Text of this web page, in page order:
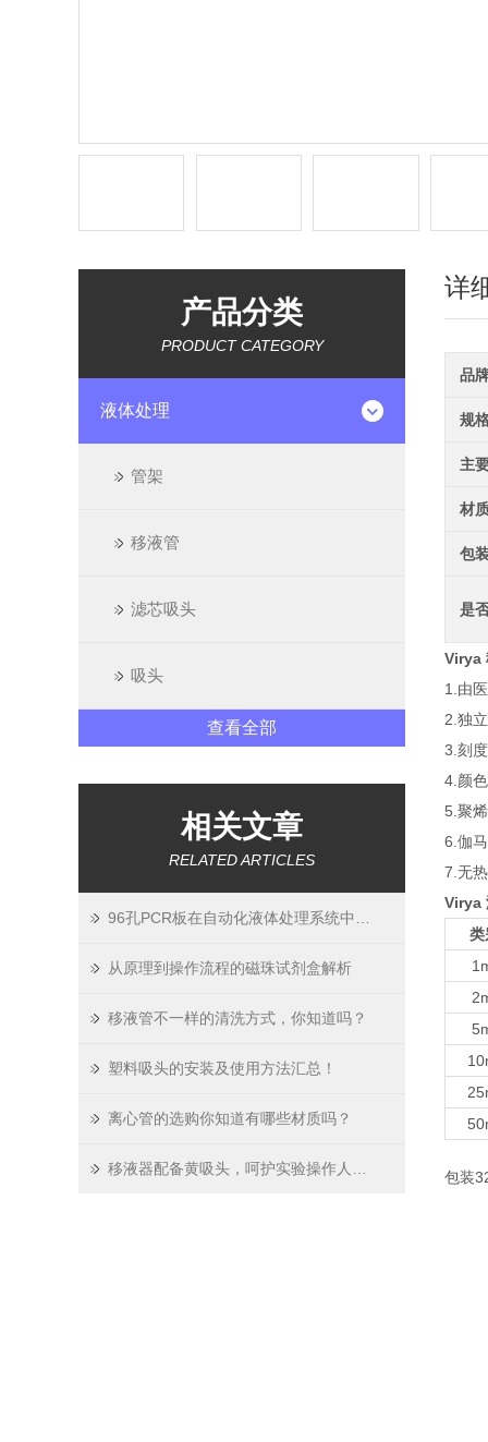
产品分类
PRODUCT CATEGORY
液体处理
管架
移液管
滤芯吸头
吸头
查看全部
相关文章
RELATED ARTICLES
从原理到操作流程的磁珠试剂盒解析
移液管不一样的清洗方式，你知道吗？
塑料吸头的安装及使用方法汇总！
离心管的选购你知道有哪些材质吗？
详
品
规
主
材
包
是
Virya
1.由
2.独
3.刻
4.颜
5.聚
6.伽
7.无
Virya
类
包装